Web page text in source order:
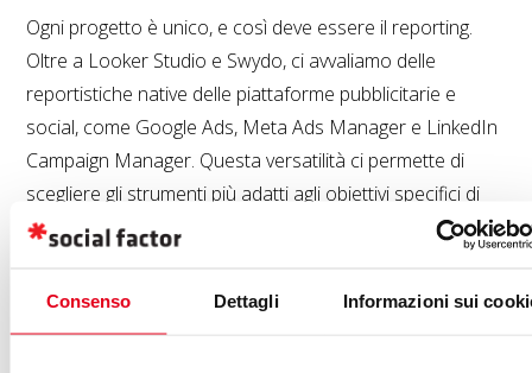
Consenso Dettagli Informazioni sui
Ogni progetto è unico, e così deve essere il reporting.
Oltre a Looker Studio e Swydo, ci avvaliamo delle
reportistiche native delle piattaforme pubblicitarie e
social, come Google Ads, Meta Ads Manager e LinkedIn
Campaign Manager. Questa versatilità ci permette di
scegliere gli strumenti più adatti agli obiettivi specifici di
ogni cliente, combinandoli per fornire una visione
Ad esempio: